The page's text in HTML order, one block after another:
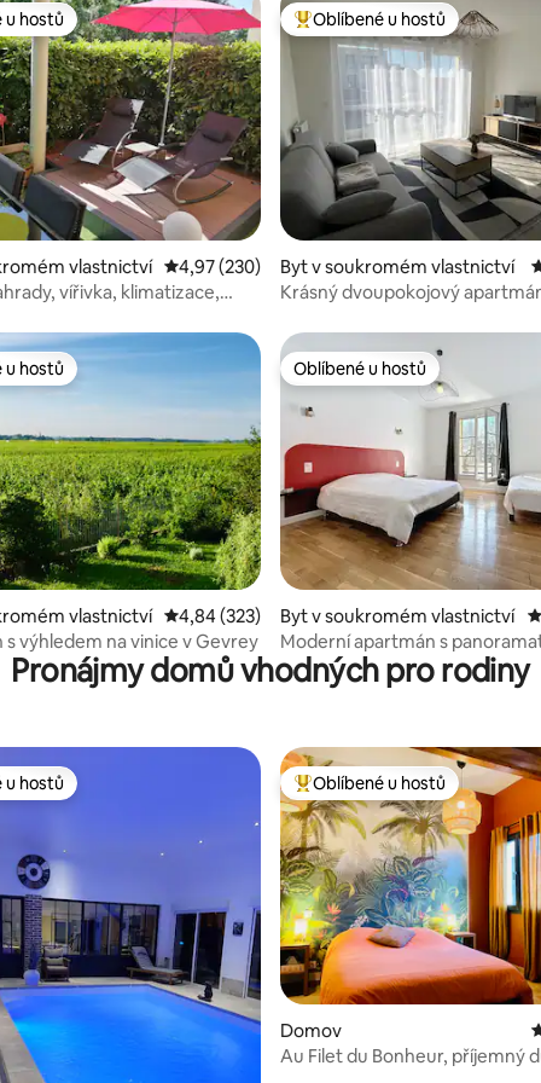
z 5, 334 hodnocení
u hostů
u hostů
vlastnictví Průměrné hodnocení 4,97 z 5, 230 hodnocení
4,97 (230)
vířivka, klimatizace,
Nejlepší v kategorii Oblíbené u
Oblíbené u hostů
Byt v soukromém vlastnictví
Krásný dvoupokojový
z 5, 136 hodnocení
u hostů
u hostů
vlastnictví Průměrné hodnocení 4,84 z 5, 323 hodnocení
4,84 (323)
výhledem na vinice v Gevrey
Oblíbené u hostů
Oblíbené u hostů
Byt v soukromém vlastnictví
Moderní apartmán s
výhledem na Place Ronde
Pronájmy domů vhodných pro rodiny
z 5, 158 hodnocení
u hostů
u hostů Nejlepší v kategorii Oblíbené u
Oblíbené u hostů
Domov
Au Filet du Bonheur, příjemný